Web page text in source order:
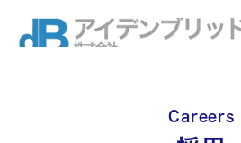
Careers